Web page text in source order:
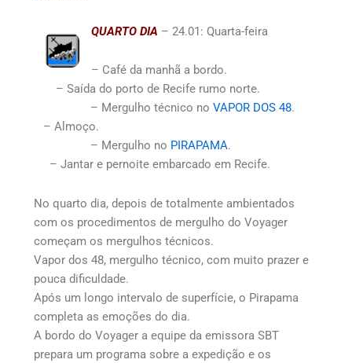
QUARTO DIA – 24.01: Quarta-feira
– Café da manhã a bordo.
– Saída do porto de Recife rumo norte.
– Mergulho técnico no VAPOR DOS 48.
– Almoço.
– Mergulho no PIRAPAMA.
– Jantar e pernoite embarcado em Recife.
No quarto dia, depois de totalmente ambientados
com os procedimentos de mergulho do Voyager
começam os mergulhos técnicos.
Vapor dos 48, mergulho técnico, com muito prazer e
pouca dificuldade.
Após um longo intervalo de superfície, o Pirapama
completa as emoções do dia.
A bordo do Voyager a equipe da emissora SBT
prepara um programa sobre a expedição e os